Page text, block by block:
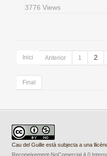
3776 Views
Inici Anterior 1 2
Final
Cau del Guille està subjecta a una
Reconeixement-NoComercial 4.0